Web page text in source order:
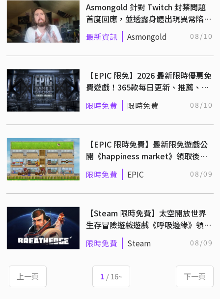
Asmongold 針對 Twitch 封禁問題
首度回應，並透露身體出現異常陷入
恐慌狀態！
最新資訊 Asmongold 08/10
【EPIC 限免】2026 最新限時優惠免
費遊戲！365款每日更新、推薦、下
限時免費 限時免費 08/10
【EPIC 限時免費】最新限免遊戲公
開《happiness market》領取後永
限時免費 EPIC 08/09
【Steam 限時免費】太空開放世界
生存冒險遊戲遊戲《呼吸邊緣》領取
後永久保存
限時免費 Steam 08/09
上一頁 1 / 16~ 下一頁